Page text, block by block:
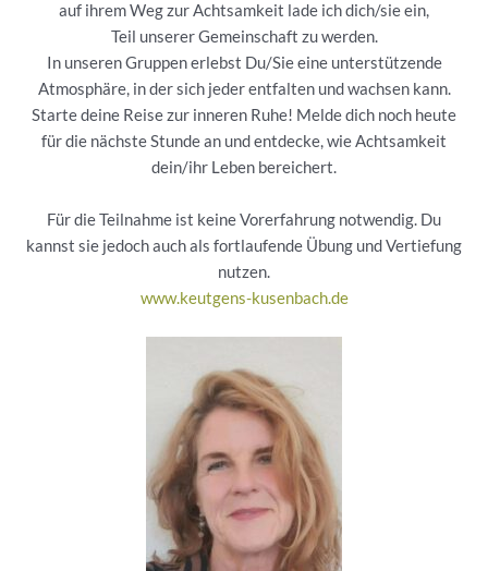
auf ihrem Weg zur Achtsamkeit lade ich dich/sie ein,
Teil unserer Gemeinschaft zu werden.
In unseren Gruppen erlebst Du/Sie eine unterstützende
Atmosphäre, in der sich jeder entfalten und wachsen kann.
Starte deine Reise zur inneren Ruhe! Melde dich noch heute
für die nächste Stunde an und entdecke, wie Achtsamkeit
dein/ihr Leben bereichert.
Für die Teilnahme ist keine Vorerfahrung notwendig. Du
kannst sie jedoch auch als fortlaufende Übung und Vertiefung
nutzen.
www.keutgens-kusenbach.de